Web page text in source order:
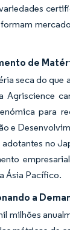
de
seca do
para
e
no
Ásia Pacífico.
a
milhões